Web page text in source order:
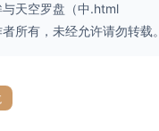
天空罗盘（中.html
所有，未经允许请勿转载。